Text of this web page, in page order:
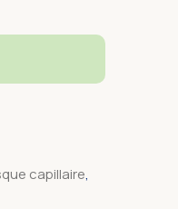
capillaire,